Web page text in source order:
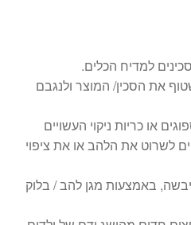
למדיח הכלים.
את הסכין/ המוצר ולנגבם
או כריות ניקוי העשויים
לשרוט את הלהב או את ציפוי
באמצעות מגן להב / בלוק